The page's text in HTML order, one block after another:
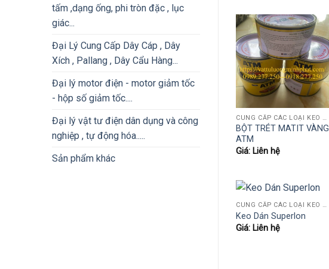
tấm ,dạng ống, phi tròn đặc , lục
giác...
Đại Lý Cung Cấp Dây Cáp , Dây
Xích , Pallang , Dây Cẩu Hàng...
Đại lý motor điện - motor giảm tốc
- hộp số giảm tốc....
Đại lý vật tư điện dân dụng và công
nghiệp , tự động hóa.....
Sản phẩm khác
CUNG CẤP CÁC LOẠI KEO NGÀNH GỖ (KEO SỮA, AB, 502, POLY, PUTTY HỆ NƯỚC..)
BỘT TRÉT MATIT VÀNG
ATM
Giá: Liên hệ
CUNG CẤP CÁC LOẠI KEO NGÀNH GỖ (KEO SỮA, AB, 502, POLY, PUTTY HỆ NƯỚC..)
Keo Dán Superlon
Giá: Liên hệ